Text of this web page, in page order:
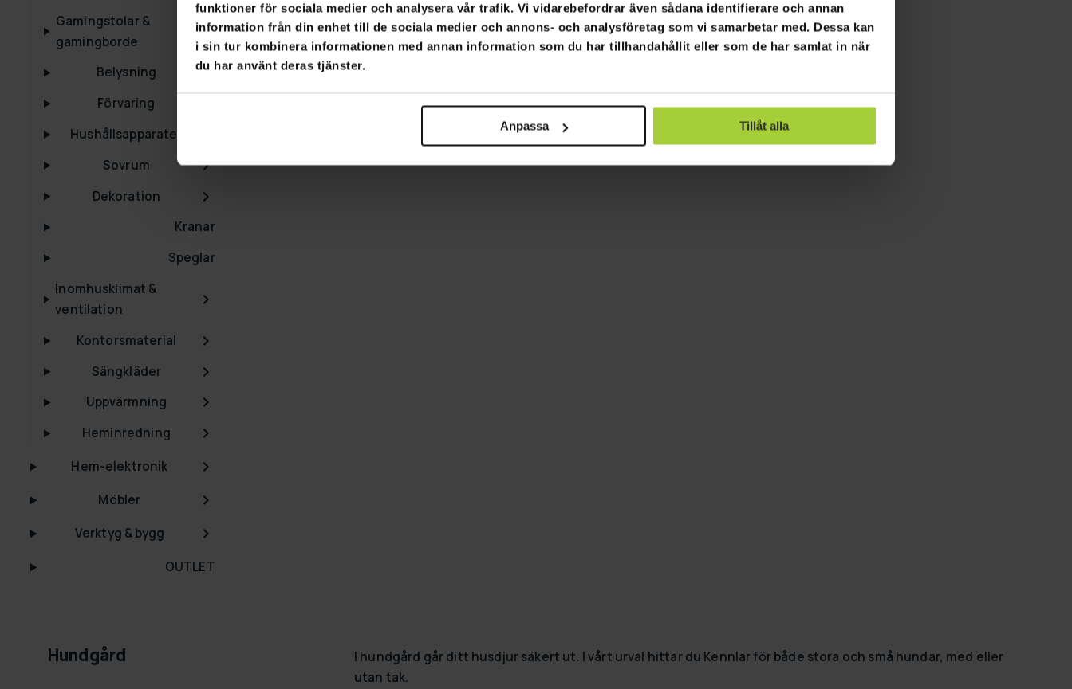
funktioner för sociala medier och analysera vår trafik. Vi vidarebefordrar även sådana identifierare och annan
information från din enhet till de sociala medier och annons- och analysföretag som vi samarbetar med. Dessa kan
i sin tur kombinera informationen med annan information som du har tillhandahållit eller som de har samlat in när
du har använt deras tjänster.
Anpassa Tillåt alla
Gamingstolar &
gamingborde
Belysning
Förvaring
Hushållsapparater
Sovrum
Dekoration
Kranar
Speglar
Inomhusklimat &
ventilation
Kontorsmaterial
Sängkläder
Uppvärmning
Heminredning
Hem-elektronik
Möbler
Verktyg & bygg
OUTLET
Hundgård
I hundgård går ditt husdjur säkert ut. I vårt urval hittar du Kennlar för både stora och små hundar, med eller
utan tak.